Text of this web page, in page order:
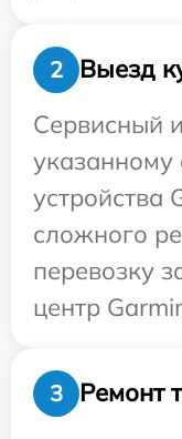
2
Выезд
Сервисный
указанному
устройства
сложного
перевозку
центр
3
Ремонт